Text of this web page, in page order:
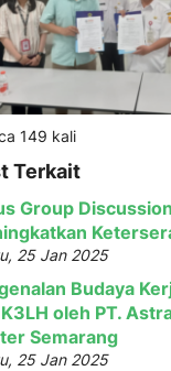
149 kali
Terkait
Group Discussion
25 Jan 2025
Budaya
oleh PT.
Semarang
25 Jan 2025